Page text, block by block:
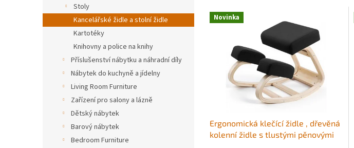
Stoly
Kancelářské židle a stolní židle
Kartotéky
Knihovny a police na knihy
Příslušenství nábytku a náhradní díly
Nábytek do kuchyně a jídelny
Living Room Furniture
Zařízení pro salony a lázně
Dětský nábytek
Barový nábytek
Bedroom Furniture
nV Novinka
Ergonomická klečící židle , dřevěná
kolenní židle s tlustými pěnovými